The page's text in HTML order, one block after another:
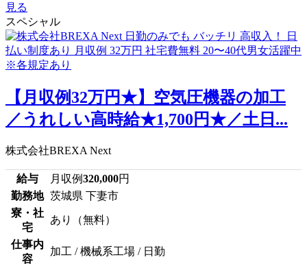
見る
スペシャル
【月収例32万円★】空気圧機器の加工
／うれしい高時給★1,700円★／土日...
株式会社BREXA Next
給与 月収例320,000円
勤務地 茨城県 下妻市
寮・社
宅
あり（無料）
仕事内
容
加工 / 機械系工場 / 日勤